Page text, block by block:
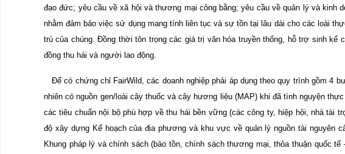
đạo đức; yêu cầu về xã hội và thương mại công bằng; yêu cầu về quản lý và kinh
nhằm đảm bảo việc sử dụng mang tính liên tục và sự tồn tại lâu dài cho các loài
trú của chúng. Đồng thời tôn trọng các giá trị văn hóa truyền thống, hỗ trợ sinh kế
đồng thu hái và người lao động.
Để có chứng chỉ FairWild, các doanh nghiệp phải áp dụng theo quy trình gồm 4
nhiên có nguồn gen/loài cây thuốc và cây hương liệu (MAP) khi đã tình nguyện
các tiêu chuẩn nội bộ phù hợp về thu hái bền vững (các công ty, hiệp hội, nhà tài
độ xây dựng Kế hoạch của địa phương và khu vực về quản lý nguồn tài nguyên
Khung pháp lý và chính sách (bảo tồn, chính sách thương mại, thỏa thuận quốc